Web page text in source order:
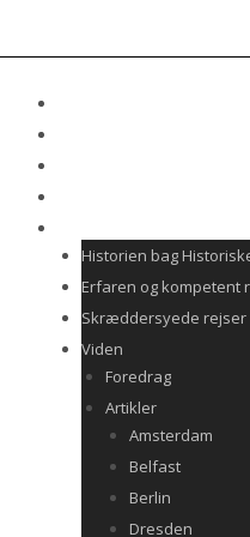
Historien bag
Erfaren og kompetent
Skræddersyede rejser
Viden
Foredrag
Artikler
Amsterdam
Belfast
Berlin
Dresden